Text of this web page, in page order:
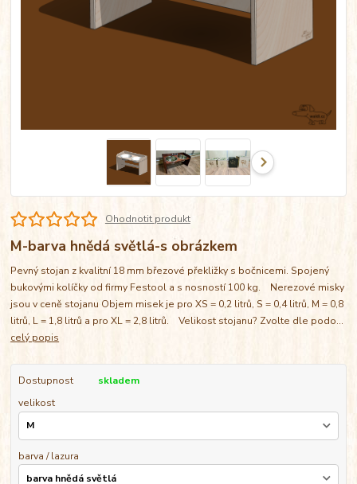
Ohodnotit produkt
M-barva hnědá světlá-s obrázkem
Pevný stojan z kvalitní 18 mm březové překližky s bočnicemi. Spojený
bukovými kolíčky od firmy Festool a s nosností 100 kg. Nerezové misky
jsou v ceně stojanu Objem misek je pro XS = 0,2 litrů, S = 0,4 litrů, M = 0,8
litrů, L = 1,8 litrů a pro XL = 2,8 litrů. Velikost stojanu? Zvolte dle podo...
celý popis
Dostupnost
skladem
velikost
barva / lazura